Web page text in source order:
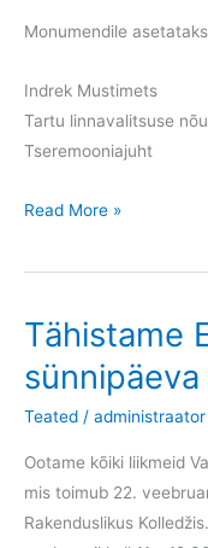
Monumendile
Indrek Mustimets
Tartu linnavalitsuse
Tseremooniajuht
Kutse
Linnavalitsuse
Read More »
Tähistame
sünnipäeva
Teated / administraator
Ootame kõiki liikmeid
mis toimub 22.
Rakenduslikus